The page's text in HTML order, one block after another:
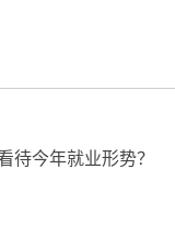
待今年就业形势？